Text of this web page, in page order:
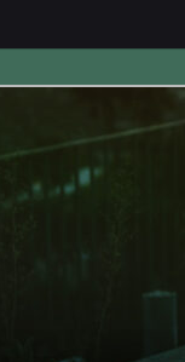
und Forschung